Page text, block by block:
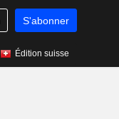
S'abonner
Édition suisse